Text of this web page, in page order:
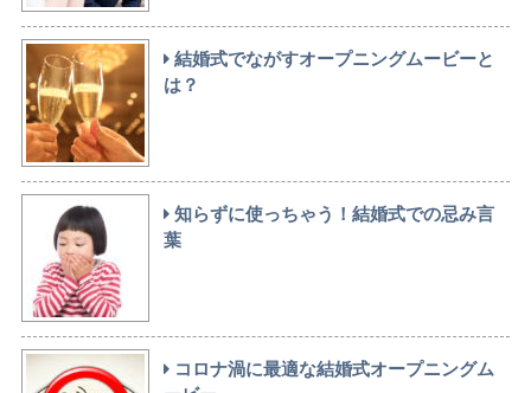
結婚式でながすオープニングムービーと
は？
知らずに使っちゃう！結婚式での忌み言
葉
コロナ渦に最適な結婚式オープニングム